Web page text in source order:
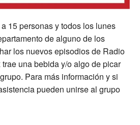
15 personas y todos los lunes
de alguno de los
los nuevos episodios de Radio
una bebida y/o algo de picar
Para más información y si
pueden unirse al grupo